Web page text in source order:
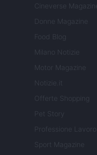
Cineverse Magazine
Donne Magazine
Food Blog
Milano Notizie
Motor Magazine
Notizie.it
Offerte Shopping
Pet Story
Professione Lavoro
Sport Magazine